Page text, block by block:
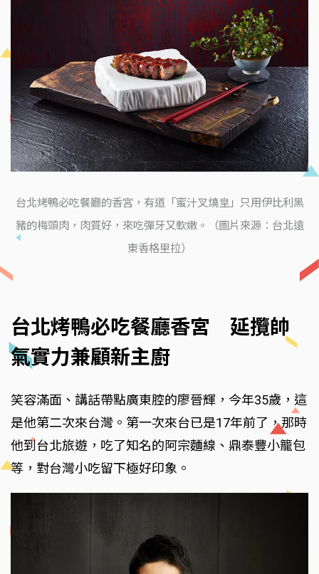
台北烤鴨必吃餐廳的香宮，有道「蜜汁叉燒皇」只用伊比利黑
豬的梅頭肉，肉質好，來吃彈牙又軟嫩。（圖片來源：台北遠
東香格里拉）
台北烤鴨必吃餐廳香宮 延攬帥
氣實力兼顧新主廚
笑容滿面、講話帶點廣東腔的廖晉輝，今年35歲，這
是他第二次來台灣。第一次來台已是17年前了，那時
他到台北旅遊，吃了知名的阿宗麵線、鼎泰豐小籠包
等，對台灣小吃留下極好印象。